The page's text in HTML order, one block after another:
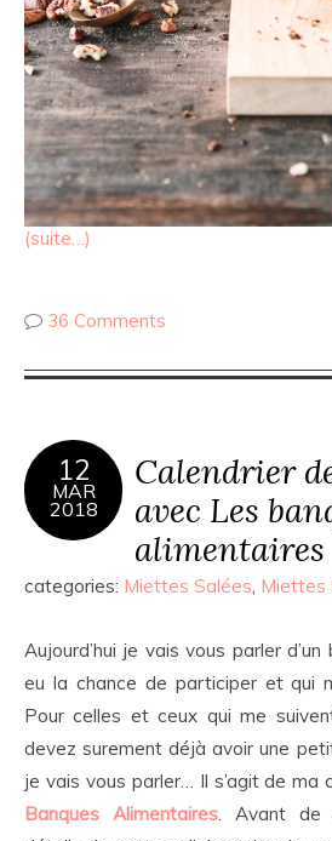
(suite…)
36 Comments
12
MAR
2018
Calendrier
avec Les
alimentaires
categories: Miettes Salées, Miettes
Aujourd’hui je vais vous parler
eu la chance de participer et qui
Pour celles et ceux qui me
devez surement déjà avoir une
je vais vous parler… Il s’agit de ma
Banques Alimentaires. Avant de